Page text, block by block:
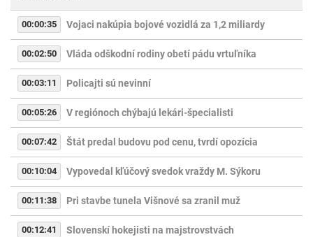
00:00:35 Vojaci nakúpia bojové vozidlá za 1,2 miliardy
00:02:50 Vláda odškodní rodiny obetí pádu vrtuľníka
00:03:11 Policajti sú nevinní
00:05:26 V regiónoch chýbajú lekári-špecialisti
00:07:42 Štát predal budovu pod cenu, tvrdí opozícia
00:10:04 Vypovedal kľúčový svedok vraždy M. Sýkoru
00:11:38 Pri stavbe tunela Višnové sa zranil muž
00:12:41 Slovenskí hokejisti na majstrovstvách